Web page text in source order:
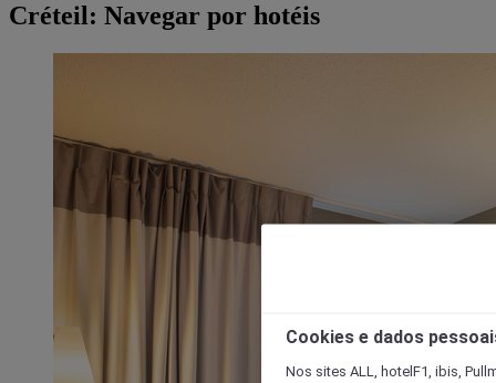
Créteil: Navegar por hotéis
Cookies e dados
Nos sites ALL, hotelF1, ibis,